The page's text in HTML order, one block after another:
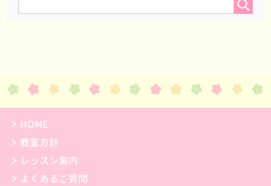
HOME
教室方針
レッスン案内
よくあるご質問